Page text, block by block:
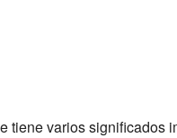
tiene varios significados